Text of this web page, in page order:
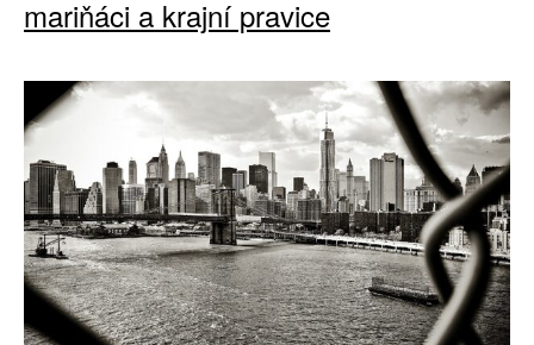
mariňáci a krajní pravice